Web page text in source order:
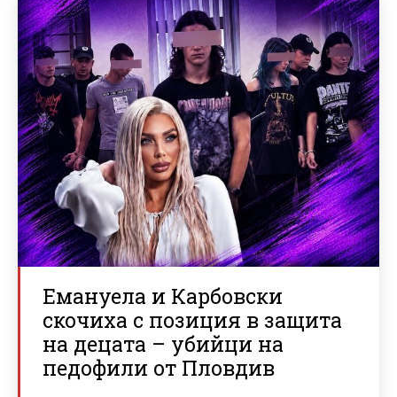
Емануела и Карбовски
скочиха с позиция в защита
на децата – убийци на
педофили от Пловдив